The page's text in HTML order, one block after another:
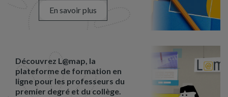
En savoir plus
Découvrez L@map, la
plateforme de formation en
ligne pour les professeurs du
premier degré et du collège.